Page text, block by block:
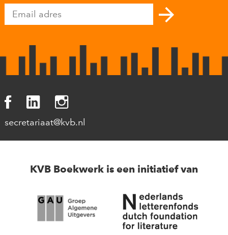
secretariaat@kvb.nl
KVB Boekwerk is een initiatief van